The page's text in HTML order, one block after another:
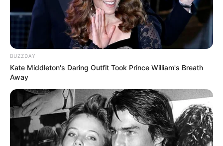
BUZZDAY
Kate Middleton's Daring Outfit Took Prince William's Breath
Away